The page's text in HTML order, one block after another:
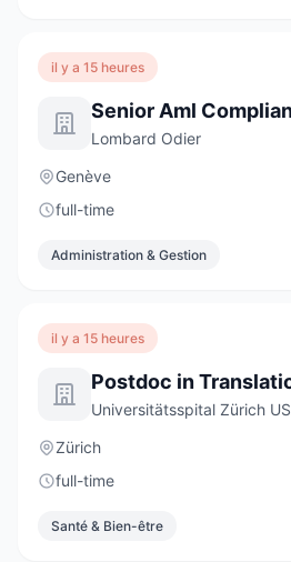
il y a 15 heures
Senior Aml
Lombard Odier
Genève
full-time
Administration & Gestion
il y a 15 heures
Universitätsspital Zürich
Zürich
full-time
Santé & Bien-être